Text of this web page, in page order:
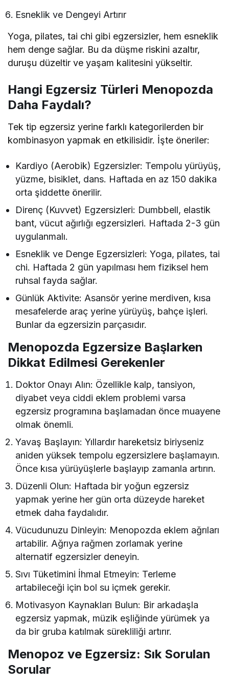
Esneklik ve Dengeyi Artırır
Yoga, pilates, tai chi gibi egzersizler, hem esneklik
hem denge sağlar. Bu da düşme riskini azaltır,
duruşu düzeltir ve yaşam kalitesini yükseltir.
Hangi Egzersiz Türleri Menopozda
Daha Faydalı?
Tek tip egzersiz yerine farklı kategorilerden bir
kombinasyon yapmak en etkilisidir. İşte öneriler:
Kardiyo (Aerobik) Egzersizler: Tempolu yürüyüş,
yüzme, bisiklet, dans. Haftada en az 150 dakika
orta şiddette önerilir.
Direnç (Kuvvet) Egzersizleri: Dumbbell, elastik
bant, vücut ağırlığı egzersizleri. Haftada 2-3 gün
uygulanmalı.
Esneklik ve Denge Egzersizleri: Yoga, pilates, tai
chi. Haftada 2 gün yapılması hem fiziksel hem
ruhsal fayda sağlar.
Günlük Aktivite: Asansör yerine merdiven, kısa
mesafelerde araç yerine yürüyüş, bahçe işleri.
Bunlar da egzersizin parçasıdır.
Menopozda Egzersize Başlarken
Dikkat Edilmesi Gerekenler
Doktor Onayı Alın: Özellikle kalp, tansiyon,
diyabet veya ciddi eklem problemi varsa
egzersiz programına başlamadan önce muayene
olmak önemli.
Yavaş Başlayın: Yıllardır hareketsiz biriyseniz
aniden yüksek tempolu egzersizlere başlamayın.
Önce kısa yürüyüşlerle başlayıp zamanla artırın.
Düzenli Olun: Haftada bir yoğun egzersiz
yapmak yerine her gün orta düzeyde hareket
etmek daha faydalıdır.
Vücudunuzu Dinleyin: Menopozda eklem ağrıları
artabilir. Ağrıya rağmen zorlamak yerine
alternatif egzersizler deneyin.
Sıvı Tüketimini İhmal Etmeyin: Terleme
artabileceği için bol su içmek gerekir.
Motivasyon Kaynakları Bulun: Bir arkadaşla
egzersiz yapmak, müzik eşliğinde yürümek ya
da bir gruba katılmak sürekliliği artırır.
Menopoz ve Egzersiz: Sık Sorulan
Sorular